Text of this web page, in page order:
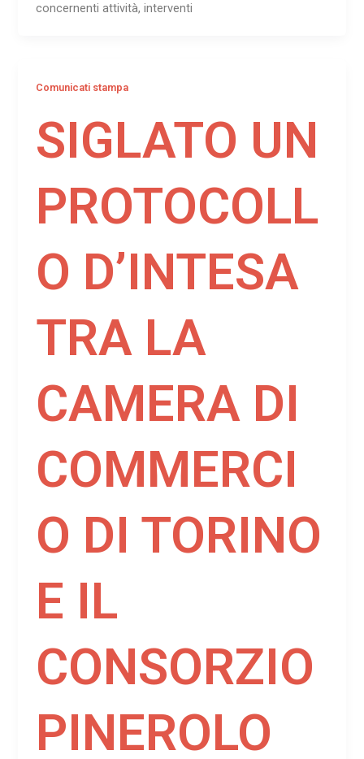
concernenti attività, interventi
Comunicati stampa
SIGLATO UN
PROTOCOLL
O D’INTESA
TRA LA
CAMERA DI
COMMERCI
O DI TORINO
E IL
CONSORZIO
PINEROLO